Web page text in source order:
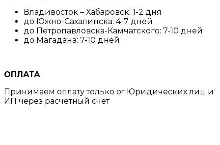
Владивосток – Хабаровск: 1-2 дня
до Южно-Сахалинска: 4-7 дней
до Петропавловска-Камчатского: 7-10 дней
до Магадана: 7-10 дней
ОПЛАТА
Принимаем оплату только от Юридических лиц и
ИП через расчетный счет